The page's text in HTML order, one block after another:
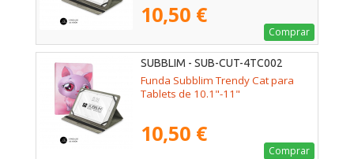
10,50 €
Comprar
SUBBLIM - SUB-CUT-4TC002
Funda Subblim Trendy Cat para
Tablets de 10.1"-11"
10,50 €
Comprar